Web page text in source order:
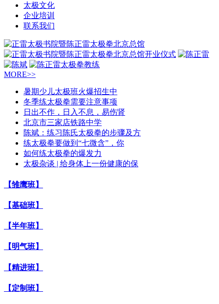
太极文化
企业培训
联系我们
MORE>>
暑期少儿太极班火爆招生中
冬季练太极拳需要注意事项
日出不作，日入不息，易伤肾
北京市三家店铁路中学
陈斌：练习陈氏太极拳的步骤及方
练太极拳要做到“七微含”，你
如何练太极拳的爆发力
太极杂谈 | 给身体上一份健康的保
【雏鹰班】
【基础班】
【半年班】
【明气班】
【精进班】
【定制班】